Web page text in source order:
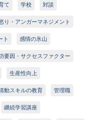
て 学校 対談
り・アンガーマネジメント
ト 感情の氷山
要因・サクセスファクター
生産性向上
動スキルの教育 管理職
継続学習講座